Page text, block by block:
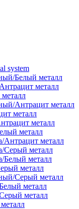
system
Белый металл
металл
Антрацит металл
металл
металл
металл
Антрацит металл
Серый металл
Белый металл
металл
Серый металл
металл
металл